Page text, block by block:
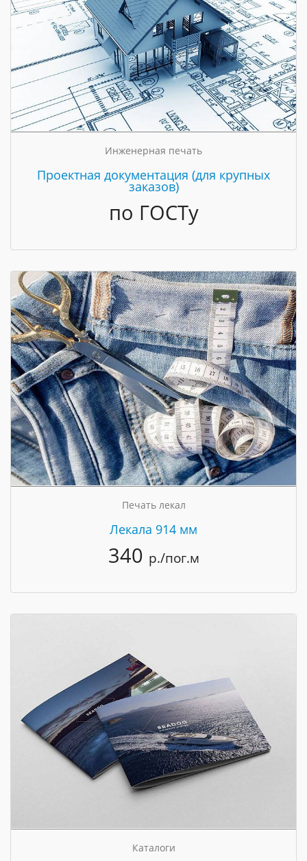
Инженерная печать
Проектная документация (для крупных
заказов)
по ГОСТу
Печать лекал
Лекала 914 мм
340 р./пог.м
Каталоги